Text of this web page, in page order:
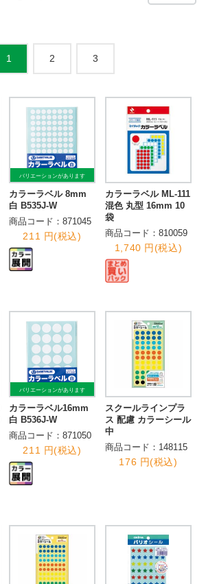
1 2 3
バリエーションがあります
カラーラベル 8mm
白 B535J-W
商品コード：871045
211 円(税込)
カラーラベル ML-111
混色 丸型 16mm 10
袋
商品コード：810059
1,740 円(税込)
バリエーションがあります
カラーラベル16mm
白 B536J-W
商品コード：871050
211 円(税込)
スクールラインプラ
ス 配慮 カラーシール
中
商品コード：148115
176 円(税込)